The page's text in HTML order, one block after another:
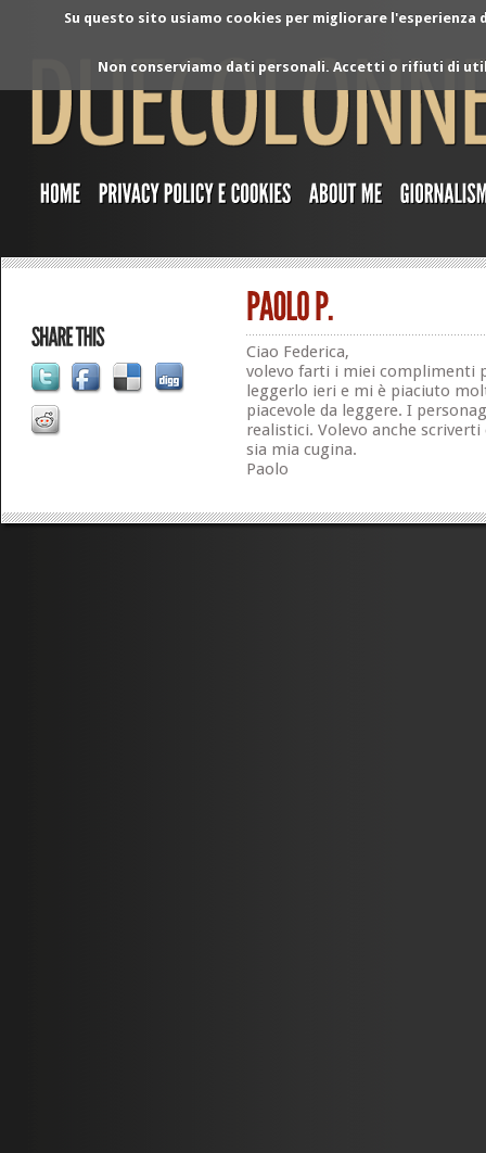
Su questo sito usiamo cookies per migliorare
Non conserviamo dati personali. Accetti o rifiuti di
Ciao Federica,
volevo farti i miei complimenti
leggerlo ieri e mi è piaciuto
piacevole da leggere. I
realistici. Volevo anche
sia mia cugina.
Paolo